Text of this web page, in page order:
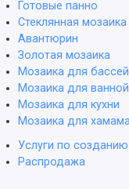
Готовые панно
Стеклянная мозаика
Авантюрин
Золотая мозаика
Мозаика для
Мозаика для ванной
Мозаика для кухни
Мозаика для
Услуги по
Распродажа